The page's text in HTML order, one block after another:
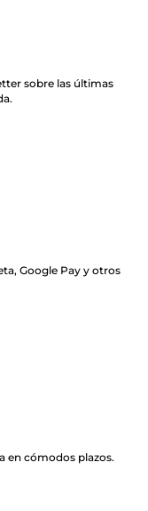
sobre las últimas
Google Pay y otros
en cómodos plazos.